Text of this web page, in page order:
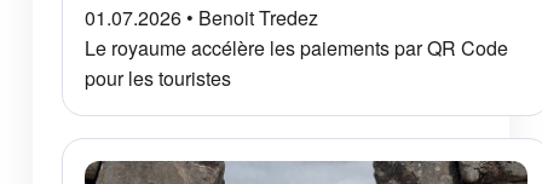
01.07.2026 • Benoit Tredez
Le royaume accélère les paiements par QR Code
pour les touristes